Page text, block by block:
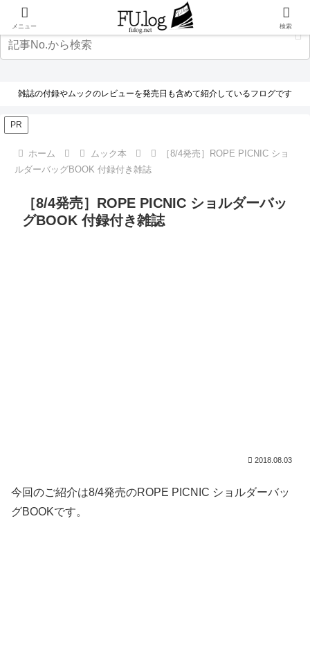
雑誌の付録やムックのレビューを発売日も含めて紹介しているフログです
PR
ホーム ムック本
［8/4発売］ROPE PICNIC ショ
ルダーバッグBOOK 付録付き雑誌
［8/4発売］ROPE PICNIC ショルダーバッ
グBOOK 付録付き雑誌
2018.08.03
今回のご紹介は8/4発売のROPE PICNIC ショルダーバッ
グBOOKです。
メニュー 検索